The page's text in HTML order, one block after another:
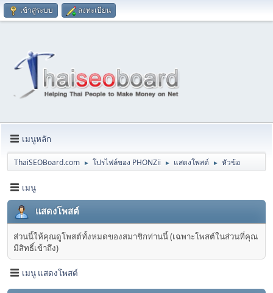
เข้าสู่ระบบ ลงทะเบียน
เมนูหลัก
ThaiSEOBoard.com ► โปรไฟล์ของ PHONZii ► แสดงโพสต์ ► หัวข้อ
เมนู
แสดงโพสต์
ส่วนนี้ให้คุณดูโพสต์ทั้งหมดของสมาชิกท่านนี้ (เฉพาะโพสต์ในส่วนที่คุณ
มีสิทธิ์เข้าถึง)
เมนู แสดงโพสต์